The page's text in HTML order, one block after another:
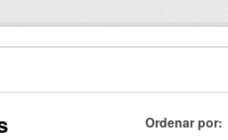
Ordenar por